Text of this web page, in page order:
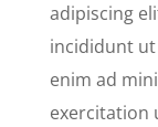
adipiscing
incididunt
enim ad
exercitation